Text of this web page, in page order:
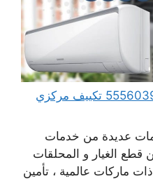
فني تكييف وتبريد الرميثية 55560390 تكييف مركزي
عديدة من خدمات
قطع الغيار و المحلقات
ماركات عالمية ، تأمين